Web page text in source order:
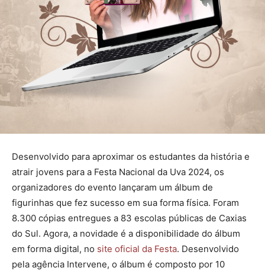
Desenvolvido para aproximar os estudantes da história e
atrair jovens para a Festa Nacional da Uva 2024, os
organizadores do evento lançaram um álbum de
figurinhas que fez sucesso em sua forma física. Foram
8.300 cópias entregues a 83 escolas públicas de Caxias
do Sul. Agora, a novidade é a disponibilidade do álbum
em forma digital, no site oficial da Festa. Desenvolvido
pela agência Intervene, o álbum é composto por 10